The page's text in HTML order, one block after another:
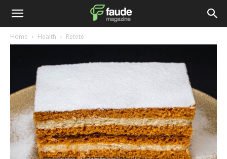
Home Health Retete